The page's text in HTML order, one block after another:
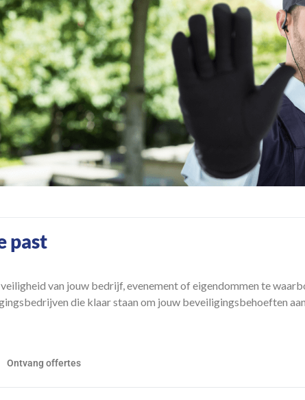
past
van jouw bedrijf, evenement of eigendommen te
die klaar staan om jouw beveiligingsbehoeften
Ontvang offertes